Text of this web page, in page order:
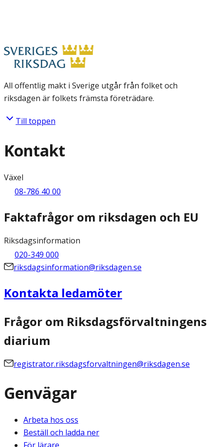
All offentlig makt i Sverige utgår från folket och
riksdagen är folkets främsta företrädare.
Till toppen
Kontakt
Växel
08-786 40 00
Faktafrågor om riksdagen och EU
Riksdagsinformation
020-349 000
riksdagsinformation@riksdagen.se
Kontakta ledamöter
Frågor om Riksdagsförvaltningens
diarium
registrator.riksdagsforvaltningen@riksdagen.se
Genvägar
Arbeta hos oss
Beställ och ladda ner